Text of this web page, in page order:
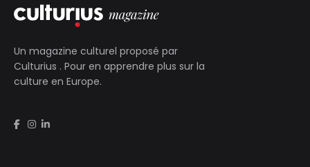
Un magazine culturel proposé par
Culturius . Pour en apprendre plus sur la
culture en Europe.